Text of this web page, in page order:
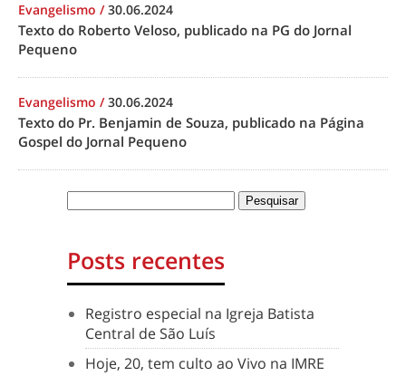
Evangelismo /30.06.2024
Texto do Roberto Veloso, publicado na PG do Jornal
Pequeno
Evangelismo /30.06.2024
Texto do Pr. Benjamin de Souza, publicado na Página
Gospel do Jornal Pequeno
Posts recentes
Registro especial na Igreja Batista
Central de São Luís
Hoje, 20, tem culto ao Vivo na IMRE